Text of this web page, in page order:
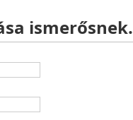
ismerősnek.